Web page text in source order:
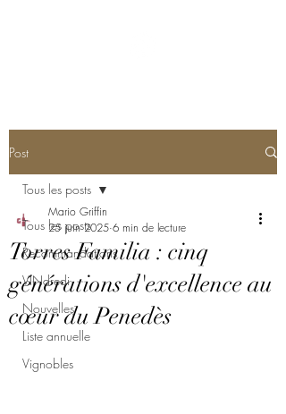
Post
Tous les posts
Recommandations
VINdredi
Nouvelles
Liste annuelle
Vignobles
Tous les posts
Torres Familia : cinq
générations d'excellence au
cœur du Penedès
Mario Griffin
25 juin 2025 6 min de lecture